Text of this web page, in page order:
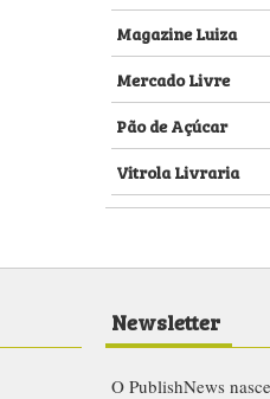
Magazine Luiza
Mercado Livre
Pão de Açúcar
Vitrola Livraria
Newsletter
O PublishNews